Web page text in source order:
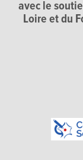
avec le
Loire et du